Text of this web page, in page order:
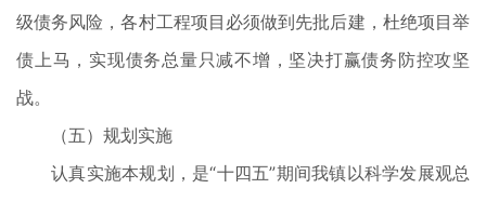
级债务风险，各村工程项目必须做到先批后建，杜绝项目举
债上马，实现债务总量只减不增，坚决打赢债务防控攻坚
战。
（五）规划实施
认真实施本规划，是“十四五”期间我镇以科学发展观总